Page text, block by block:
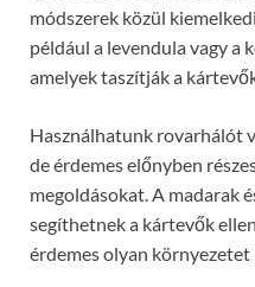
módszerek közül
például a levendula vagy a
amelyek taszítják a
Használhatunk rovarhálót
de érdemes előnyben
megoldásokat. A madarak
segíthetnek a kártevők
érdemes olyan környezetet